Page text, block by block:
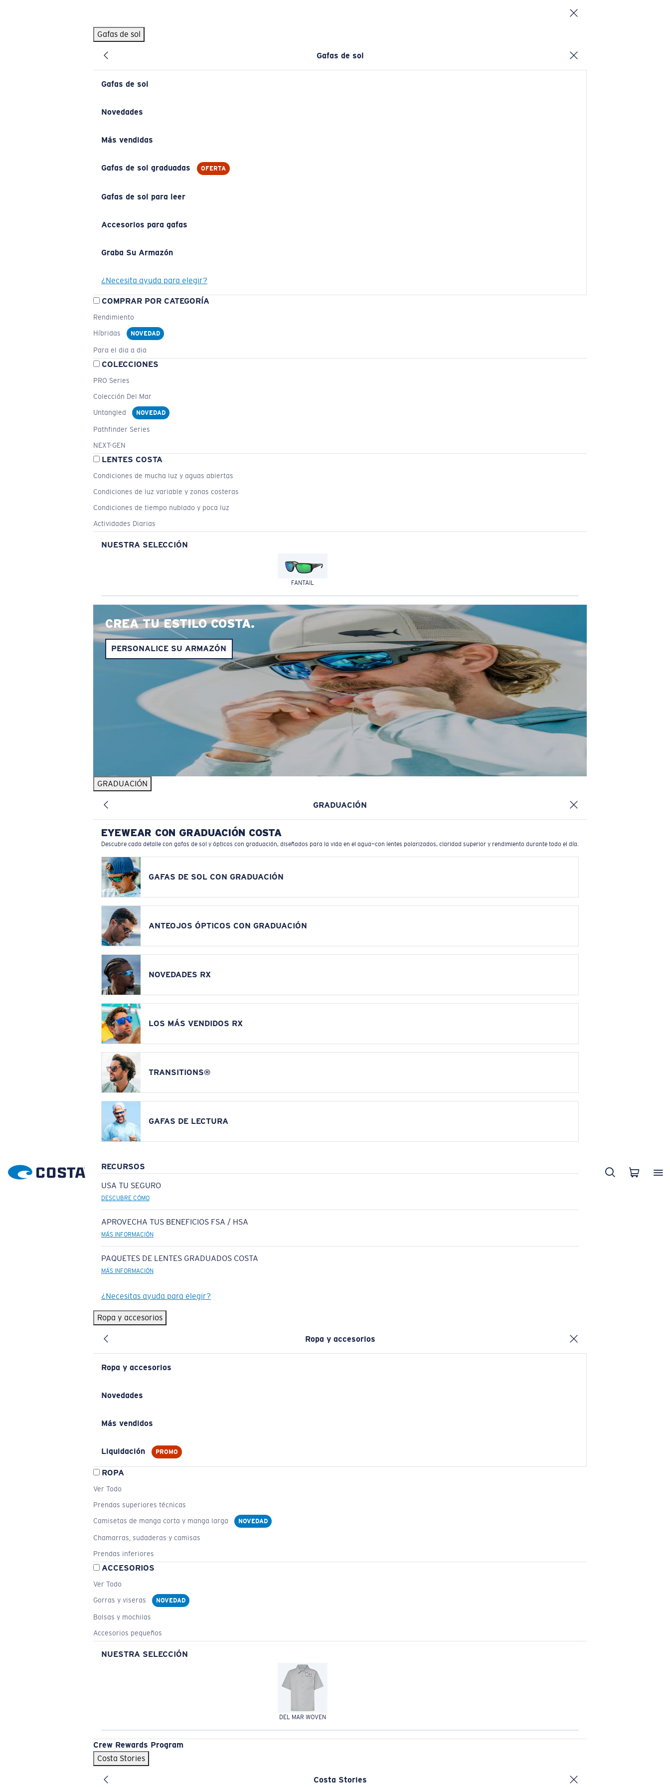
Gafas de sol
Gafas de sol
Gafas de sol
Novedades
Más vendidas
Gafas de sol graduadas OFERTA
Gafas de sol para leer
Accesorios para gafas
Graba Su Armazón
¿Necesita ayuda para elegir?
COMPRAR POR CATEGORÍA
Rendimiento
Híbridas
NOVEDAD
Para el dia a dia
COLECCIONES
PRO Series
Colección Del Mar
Untangled
NOVEDAD
Pathfinder Series
NEXT-GEN
LENTES COSTA
Condiciones de mucha luz y aguas abiertas
Condiciones de luz variable y zonas costeras
Condiciones de tiempo nublado y poca luz
Actividades Diarias
NUESTRA SELECCIÓN
FANTAIL
CREA TU ESTILO COSTA.
PERSONALICE SU ARMAZÓN
GRADUACIÓN
GRADUACIÓN
EYEWEAR CON GRADUACIÓN COSTA
Descubre cada detalle con gafas de sol y ópticos con graduación, diseñados para la vida en el agua—con lentes polarizados, claridad superior y rendimiento durante todo el día.
GAFAS DE SOL CON GRADUACIÓN
ANTEOJOS ÓPTICOS CON GRADUACIÓN
NOVEDADES RX
LOS MÁS VENDIDOS RX
TRANSITIONS®
GAFAS DE LECTURA
RECURSOS
USA TU SEGURO
DESCUBRE CÓMO
APROVECHA TUS BENEFICIOS FSA / HSA
MÁS INFORMACIÓN
PAQUETES DE LENTES GRADUADOS COSTA
MÁS INFORMACIÓN
¿Necesitas ayuda para elegir?
Ropa y accesorios
Ropa y accesorios
Ropa y accesorios
Novedades
Más vendidos
Liquidación PROMO
ROPA
Ver Todo
Prendas superiores técnicas
Camisetas de manga corta y manga larga
NOVEDAD
Chamarras, sudaderas y camisas
Prendas inferiores
ACCESORIOS
Ver Todo
Gorras y viseras
NOVEDAD
Bolsas y mochilas
Accesorios pequeños
NUESTRA SELECCIÓN
DEL MAR WOVEN
Crew Rewards Program
Costa Stories
Costa Stories
BÚSQUEDAS POPULARES
Pilothouse PRO Limited Edition Pack
Gafas de sol personalizadas
Los más vendidos de gafas de sol